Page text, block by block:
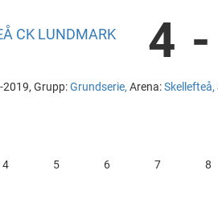
CK LUNDMARK 4 -
2019, Grupp:Grundserie, Arena:Skellefteå,
4 5 6 7 8